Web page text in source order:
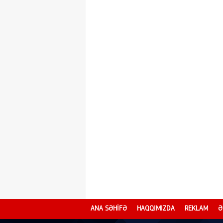
ANA SƏHİFƏ HAQQIMIZDA REKLAM